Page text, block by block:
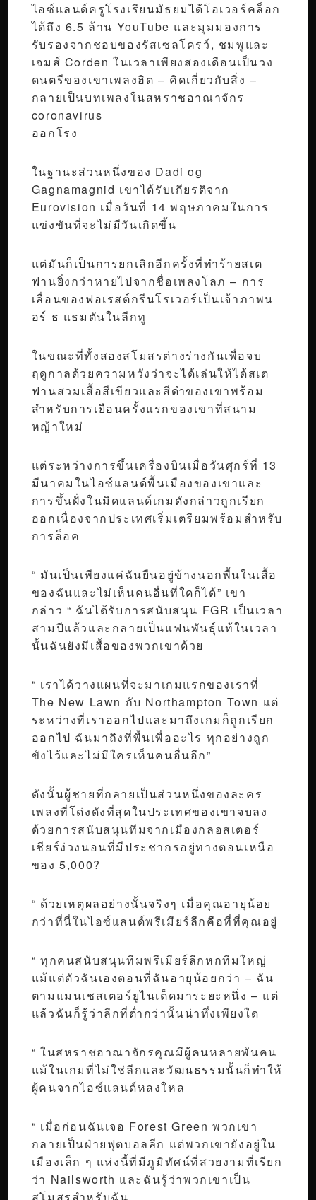
ไอซ์แลนด์ครูโรงเรียนมัธยมได้โอเวอร์คล็อก
ได้ถึง 6.5 ล้าน YouTube และมุมมองการ
รับรองจากชอบของรัสเซลโครว์, ชมพูและ
เจมส์ Corden ในเวลาเพียงสองเดือนเป็นวง
ดนตรีของเขาเพลงฮิต – คิดเกี่ยวกับสิ่ง –
กลายเป็นบทเพลงในสหราชอาณาจักร
coronavirus
ออกโรง
ในฐานะส่วนหนึ่งของ Dadi og
Gagnamagnid เขาได้รับเกียรติจาก
Eurovision เมื่อวันที่ 14 พฤษภาคมในการ
แข่งขันที่จะไม่มีวันเกิดขึ้น
แต่มันก็เป็นการยกเลิกอีกครั้งที่ทำร้ายสเต
ฟานยิ่งกว่าหายไปจากชื่อเพลงโลภ – การ
เลื่อนของฟอเรสต์กรีนโรเวอร์เป็นเจ้าภาพน
อร์ ธ แธมตันในลีกทู
ในขณะที่ทั้งสองสโมสรต่างร่างกันเพื่อจบ
ฤดูกาลด้วยความหวังว่าจะได้เล่นให้ได้สเต
ฟานสวมเสื้อสีเขียวและสีดำของเขาพร้อม
สำหรับการเยือนครั้งแรกของเขาที่สนาม
หญ้าใหม่
แต่ระหว่างการขึ้นเครื่องบินเมื่อวันศุกร์ที่ 13
มีนาคมในไอซ์แลนด์พื้นเมืองของเขาและ
การขึ้นฝั่งในมิดแลนด์เกมดังกล่าวถูกเรียก
ออกเนื่องจากประเทศเริ่มเตรียมพร้อมสำหรับ
การล็อค
“ มันเป็นเพียงแค่ฉันยืนอยู่ข้างนอกพื้นในเสื้อ
ของฉันและไม่เห็นคนอื่นที่ใดก็ได้” เขา
กล่าว “ ฉันได้รับการสนับสนุน FGR เป็นเวลา
สามปีแล้วและกลายเป็นแฟนพันธุ์แท้ในเวลา
นั้นฉันยังมีเสื้อของพวกเขาด้วย
“ เราได้วางแผนที่จะมาเกมแรกของเราที่
The New Lawn กับ Northampton Town แต่
ระหว่างที่เราออกไปและมาถึงเกมก็ถูกเรียก
ออกไป ฉันมาถึงที่พื้นเพื่ออะไร ทุกอย่างถูก
ขังไว้และไม่มีใครเห็นคนอื่นอีก”
ดังนั้นผู้ชายที่กลายเป็นส่วนหนึ่งของละคร
เพลงที่โด่งดังที่สุดในประเทศของเขาจบลง
ด้วยการสนับสนุนทีมจากเมืองกลอสเตอร์
เชียร์ง่วงนอนที่มีประชากรอยู่ทางตอนเหนือ
ของ 5,000?
“ ด้วยเหตุผลอย่างนั้นจริงๆ เมื่อคุณอายุน้อย
กว่าที่นี่ในไอซ์แลนด์พรีเมียร์ลีกคือที่ที่คุณอยู่
“ ทุกคนสนับสนุนทีมพรีเมียร์ลีกหกทีมใหญ่
แม้แต่ตัวฉันเองตอนที่ฉันอายุน้อยกว่า – ฉัน
ตามแมนเชสเตอร์ยูไนเต็ดมาระยะหนึ่ง – แต่
แล้วฉันก็รู้ว่าลีกที่ต่ำกว่านั้นน่าทึ่งเพียงใด
“ ในสหราชอาณาจักรคุณมีผู้คนหลายพันคน
แม้ในเกมที่ไม่ใช่ลีกและวัฒนธรรมนั้นก็ทำให้
ผู้คนจากไอซ์แลนด์หลงใหล
“ เมื่อก่อนฉันเจอ Forest Green พวกเขา
กลายเป็นฝ่ายฟุตบอลลีก แต่พวกเขายังอยู่ใน
เมืองเล็ก ๆ แห่งนี้ที่มีภูมิทัศน์ที่สวยงามที่เรียก
ว่า Nailsworth และฉันรู้ว่าพวกเขาเป็น